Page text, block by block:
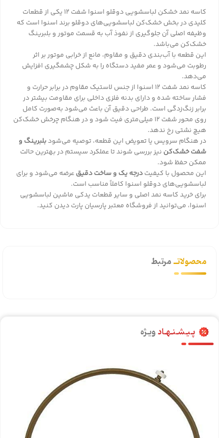
کاسه نمد خشکن لباسشویی دوقلو اسنوا شفت 12 یکی از قطعات
کلیدی در بخش خشک‌کن لباسشویی‌های دوقلو برند اسنوا است که
وظیفه اصلی آن جلوگیری از نفوذ آب به قسمت موتور و بلبرینگ
خشک‌کن می‌باشد.
این قطعه با آب‌بندی دقیق و مقاوم، مانع از خرابی موتور بر اثر
رطوبت می‌شود و عمر مفید دستگاه را به شکل چشمگیری افزایش
می‌دهد.
کاسه نمد شفت 12 اسنوا از جنس لاستیک مقاوم در برابر حرارت و
فشار ساخته شده و دارای بدنه فلزی داخلی برای مقاومت بیشتر در
برابر زنگ‌زدگی است. طراحی دقیق آن باعث می‌شود به‌صورت کامل
روی محور شفت 12 میلی‌متری فیت شود و در هنگام چرخش خشک‌کن
هیچ نشتی رخ ندهد.
در هنگام سرویس یا تعویض این قطعه، توصیه می‌شودبلبرینگ و
شفت خشک‌کن نیز بررسی شوند تا عملکرد سیستم در بهترین حالت
ممکن حفظ شود.
این محصول با کیفیتدرجه یک و ساخت دقیقعرضه می‌شود و برای
لباسشویی‌های دوقلو اسنوا کاملاً مناسب است.
برای خرید کاسه نمد اصلی و سایر قطعات یدکی ماشین لباسشویی
اسنوا، می‌توانید از فروشگاه معتبرپارسیان پارتدیدن کنید.
محصولاتــمرتبط
پـیـشـنـهـادویـژه